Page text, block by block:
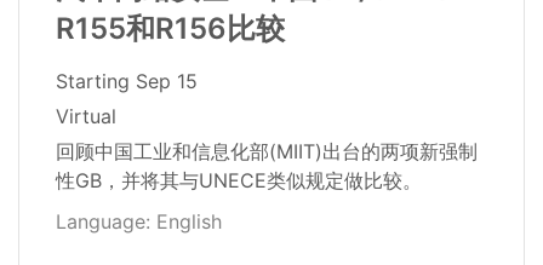
R155和R156比较
Starting Sep 15
Virtual
回顾中国工业和信息化部(MIIT)出台的两项新强制
性GB，并将其与UNECE类似规定做比较。
Language: English